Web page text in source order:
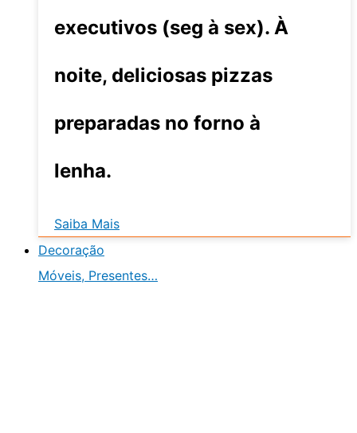
executivos (seg à sex). À
noite, deliciosas pizzas
preparadas no forno à
lenha.
Saiba Mais
Decoração
Móveis, Presentes…